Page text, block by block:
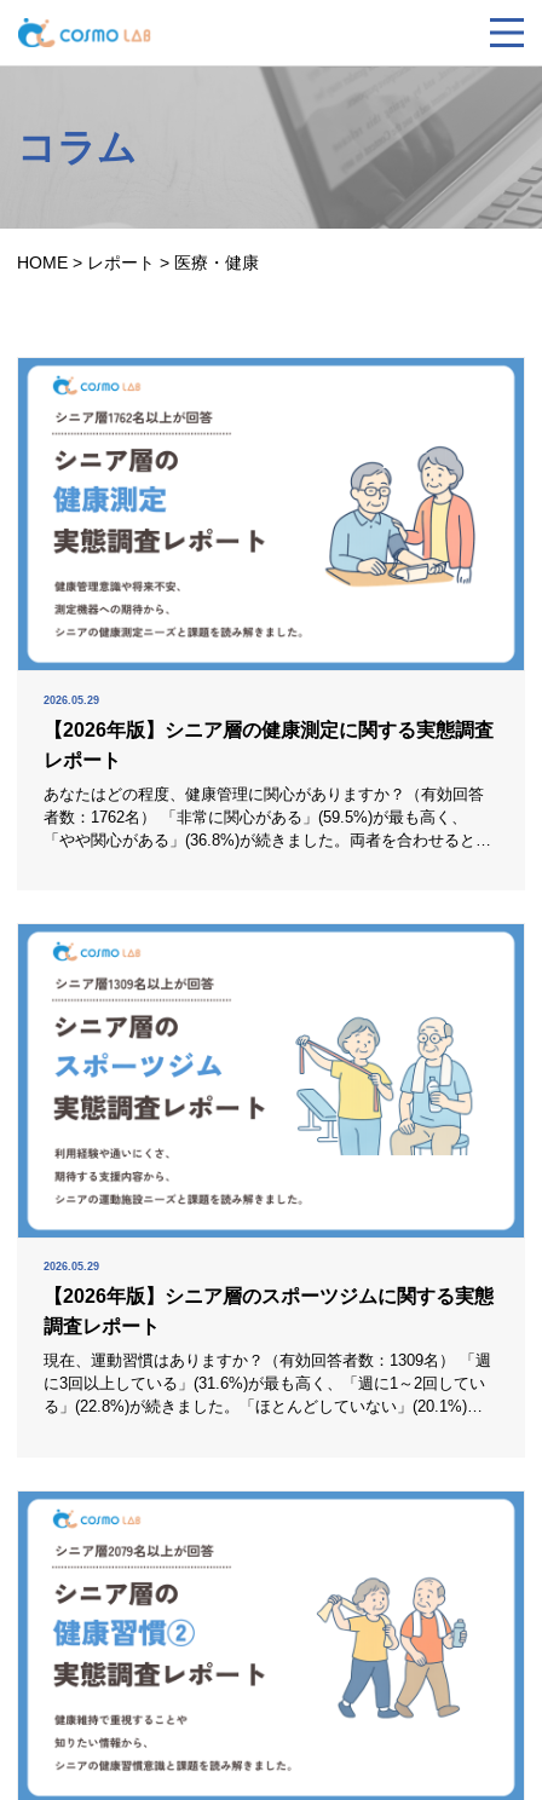
コラム
HOME > レポート > 医療・健康
2026.05.29
【2026年版】シニア層の健康測定に関する実態調査
レポート
あなたはどの程度、健康管理に関心がありますか？（有効回答
者数：1762名） 「非常に関心がある」(59.5%)が最も高く、
「やや関心がある」(36.8%)が続きました。両者を合わせると9
といえます。測定機器やサービスへの需要も、
2026.05.29
【2026年版】シニア層のスポーツジムに関する実態
調査レポート
現在、運動習慣はありますか？（有効回答者数：1309名） 「週
に3回以上している」(31.6%)が最も高く、「週に1～2回してい
る」(22.8%)が続きました。「ほとんどしていない」(20.1%)、
気があるか”より、“